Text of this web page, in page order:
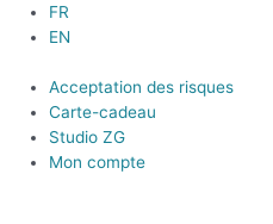
Aller
FR
EN
Acceptation des risques
Carte-cadeau
Studio ZG
Mon compte